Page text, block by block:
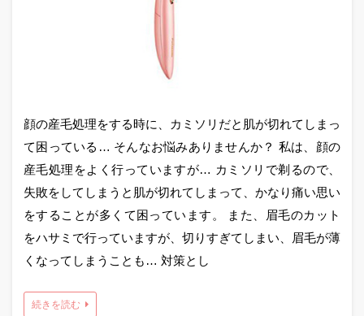
顔の産毛処理をする時に、カミソリだと肌が切れてしまっ
て困っている… そんなお悩みありませんか？ 私は、顔の
産毛処理をよく行っていますが… カミソリで剃るので、
失敗をしてしまうと肌が切れてしまって、かなり痛い思い
をすることが多くて困っています。 また、眉毛のカット
をハサミで行っていますが、切りすぎてしまい、眉毛が薄
くなってしまうことも… 対策とし
続きを読む